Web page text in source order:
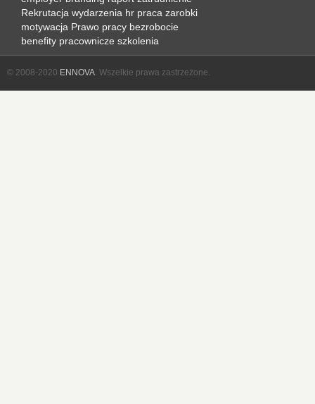
Rekrutacja wydarzenia hr praca zarobki
motywacja Prawo pracy bezrobocie
benefity pracownicze szkolenia
© 2008-2020 ENNOVA. Wszelkie prawa zastrzeżone.